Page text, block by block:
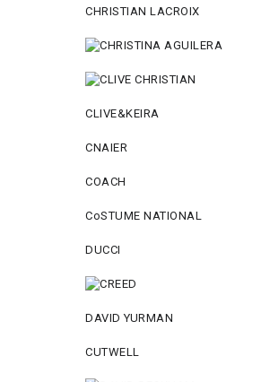
CHRISTIAN LACROIX
CLIVE&KEIRA
CNAIER
COACH
CoSTUME NATIONAL
DUCCI
DAVID YURMAN
CUTWELL